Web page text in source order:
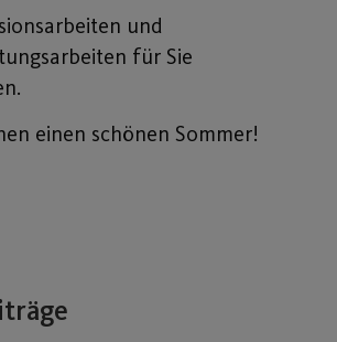
und
für Sie
einen schönen Sommer!